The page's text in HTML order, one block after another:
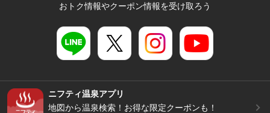
おトク情報やクーポン情報を受け取ろう
ニフティ温泉アプリ
地図から温泉検索！お得な限定クーポンも！